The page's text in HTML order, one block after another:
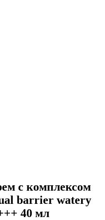
с комплексом
barrier watery
40 мл